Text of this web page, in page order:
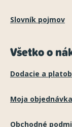
Slovník pojmov
Všetko o
Dodacie a
Moja objednávka
Obchodné